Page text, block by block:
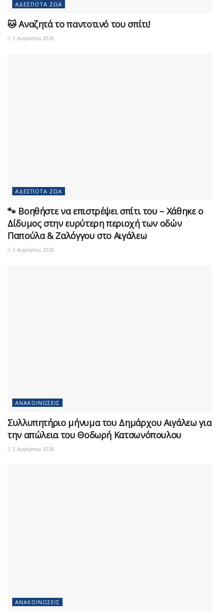
ΑΔΈΣΠΟΤΑ ΖΏΑ
🐱 Αναζητά το παντοτινό του σπίτι!
5 Αυγούστου 2026
ΑΔΈΣΠΟΤΑ ΖΏΑ
🐾 Βοηθήστε να επιστρέψει σπίτι του – Χάθηκε ο
Δίδυμος στην ευρύτερη περιοχή των οδών
Παπούλα & Ζαλόγγου στο Αιγάλεω
5 Αυγούστου 2026
ΑΝΑΚΟΙΝΏΣΕΙΣ
Συλλυπητήριο μήνυμα του Δημάρχου Αιγάλεω για
την απώλεια του Θοδωρή Κατσωνόπουλου
5 Αυγούστου 2026
ΑΝΑΚΟΙΝΏΣΕΙΣ